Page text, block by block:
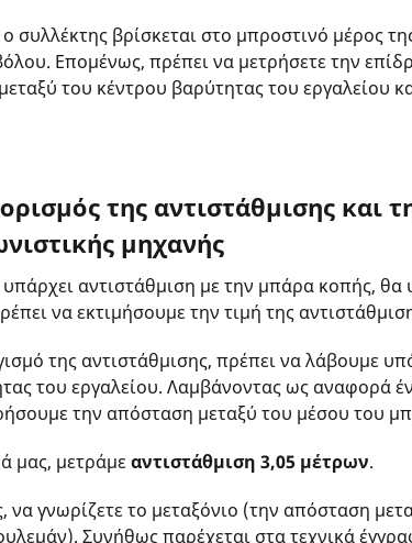
συλλέκτης βρίσκεται στο μπροστινό μέρος
Επομένως, πρέπει να μετρήσετε την
του κέντρου βαρύτητας του εργαλείου
της αντιστάθμισης και
μηχανής
αντιστάθμιση με την μπάρα κοπής,
να εκτιμήσουμε την τιμή της
της αντιστάθμισης, πρέπει να λάβουμε
του εργαλείου. Λαμβάνοντας ως αναφορά
την απόσταση μεταξύ του μέσου του
μας, μετράμεαντιστάθμιση 3,05 μέτρων.
να γνωρίζετε το μεταξόνιο (την απόσταση
Συνήθως παρέχεται στα τεχνικά